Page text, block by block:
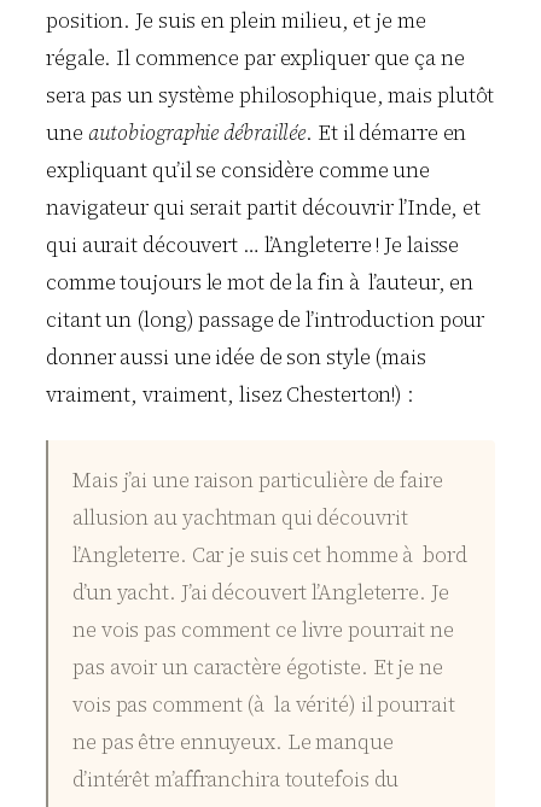
position. Je suis en plein milieu, et je me
régale. Il commence par expliquer que ça ne
sera pas un système philosophique, mais plutôt
une autobiographie débraillée. Et il démarre en
expliquant qu’il se considère comme une
navigateur qui serait partit découvrir l’Inde, et
qui aurait découvert … l’Angleterre ! Je laisse
comme toujours le mot de la fin à l’auteur, en
citant un (long) passage de l’introduction pour
donner aussi une idée de son style (mais
vraiment, vraiment, lisez Chesterton!) :
Mais j’ai une raison particulière de faire
allusion au yachtman qui découvrit
l’Angleterre. Car je suis cet homme à bord
d’un yacht. J’ai découvert l’Angleterre. Je
ne vois pas comment ce livre pourrait ne
pas avoir un caractère égotiste. Et je ne
vois pas comment (à la vérité) il pourrait
ne pas être ennuyeux. Le manque
d’intérêt m’affranchira toutefois du